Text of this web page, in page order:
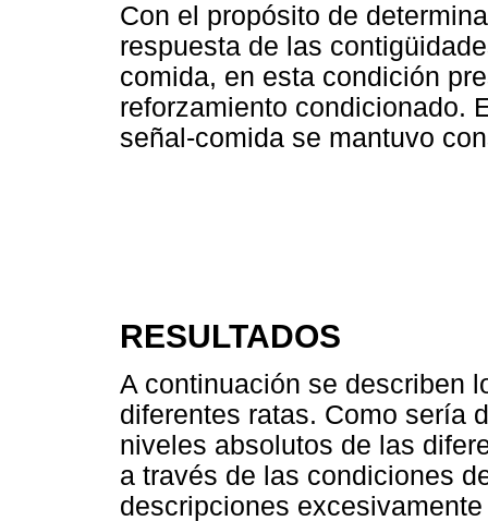
Con el propósito de
respuesta de las
comida, en esta condición
reforzamiento condicionado.
señal-comida se mantuvo
RESULTADOS
A continuación se describen
diferentes ratas. Como sería
niveles absolutos de las
a través de las condiciones
descripciones